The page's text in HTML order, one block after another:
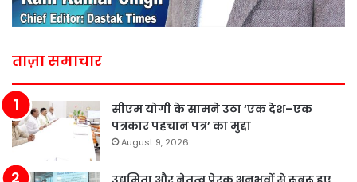
ताज़ा समाचार
सीएम योगी के सामने उठा ‘एक देश–एक
पत्रकार पहचान पत्र’ का मुद्दा
August 9, 2026